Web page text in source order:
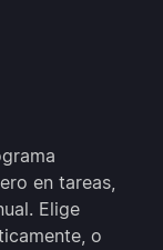
en tareas,
Elige
o